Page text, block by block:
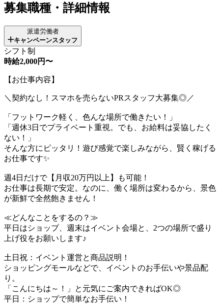
募集職種・詳細情報
派遣労働者
キャンペーンスタッフ
シフト制
時給2,000円〜
【お仕事内容】
＼契約なし！スマホを売らないPRスタッフ大募集◎／
「フットワーク軽く、色んな場所で働きたい！」
「週休3日でプライベート重視。でも、お給料は妥協したく
ない！」
そんな方にピッタリ！遊び感覚で楽しみながら、賢く稼げる
お仕事です✨
週4日だけで【月収20万円以上】も可能！
お仕事は長期で安定。なのに、働く場所は変わるから、景色
が新鮮で全然飽きません！
≪どんなことをするの？≫
平日はショップ、週末はイベント会場と、2つの場所で盛り
上げ役をお願いします♪
土日祝：イベント運営と商品説明！
ショッピングモールなどで、イベントのお手伝いや景品配
り。
「こんにちは～！」と元気にご案内できればOK◎
平日：ショップで簡単なお手伝い！